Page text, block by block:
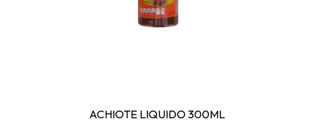
ACHIOTE LIQUIDO 300ML